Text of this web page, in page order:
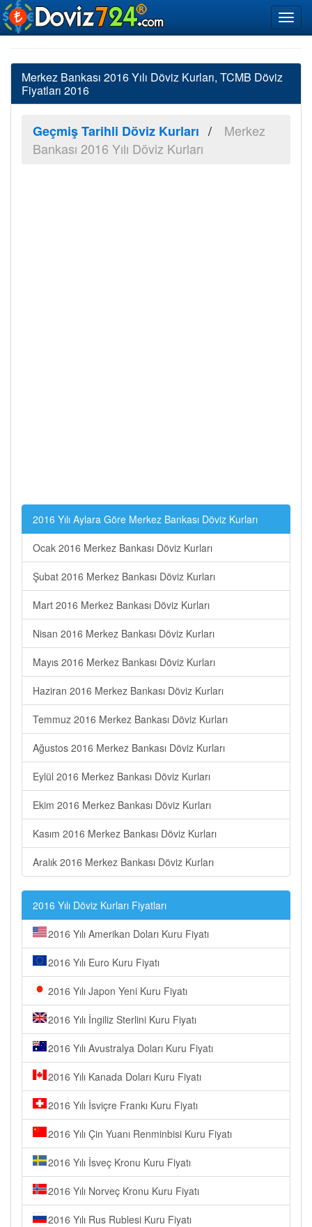
Merkez Bankası 2016 Yılı Döviz Kurları, TCMB Döviz
Fiyatları 2016
Geçmiş Tarihli Döviz Kurları
Merkez
Bankası 2016 Yılı Döviz Kurları
2016 Yılı Aylara Göre Merkez Bankası Döviz Kurları
Ocak 2016 Merkez Bankası Döviz Kurları
Şubat 2016 Merkez Bankası Döviz Kurları
Mart 2016 Merkez Bankası Döviz Kurları
Nisan 2016 Merkez Bankası Döviz Kurları
Mayıs 2016 Merkez Bankası Döviz Kurları
Haziran 2016 Merkez Bankası Döviz Kurları
Temmuz 2016 Merkez Bankası Döviz Kurları
Ağustos 2016 Merkez Bankası Döviz Kurları
Eylül 2016 Merkez Bankası Döviz Kurları
Ekim 2016 Merkez Bankası Döviz Kurları
Kasım 2016 Merkez Bankası Döviz Kurları
Aralık 2016 Merkez Bankası Döviz Kurları
2016 Yılı Döviz Kurları Fiyatları
2016 Yılı Amerikan Doları Kuru Fiyatı
2016 Yılı Euro Kuru Fiyatı
2016 Yılı Japon Yeni Kuru Fiyatı
2016 Yılı İngiliz Sterlini Kuru Fiyatı
2016 Yılı Avustralya Doları Kuru Fiyatı
2016 Yılı Kanada Doları Kuru Fiyatı
2016 Yılı İsviçre Frankı Kuru Fiyatı
2016 Yılı Çin Yuanı Renminbisi Kuru Fiyatı
2016 Yılı İsveç Kronu Kuru Fiyatı
2016 Yılı Norveç Kronu Kuru Fiyatı
2016 Yılı Rus Rublesi Kuru Fiyatı